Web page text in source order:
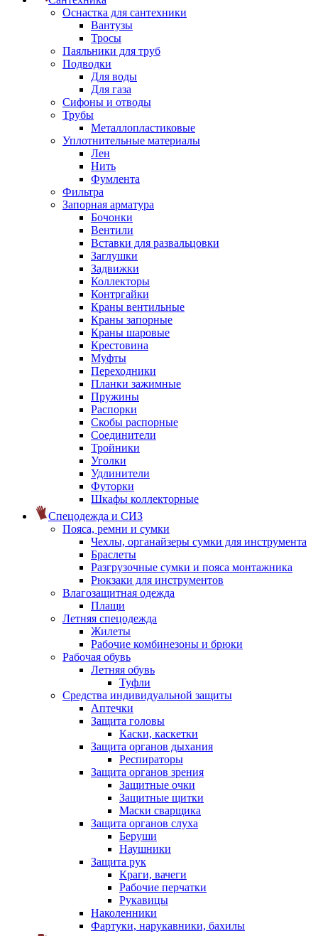
Оснастка для сантехники
Вантузы
Тросы
Паяльники для труб
Подводки
Для воды
Для газа
Сифоны и отводы
Трубы
Металлопластиковые
Уплотнительные материалы
Лен
Нить
Фумлента
Фильтра
Запорная арматура
Бочонки
Вентили
Вставки для развальцовки
Заглушки
Задвижки
Коллекторы
Контргайки
Краны вентильные
Краны запорные
Краны шаровые
Крестовина
Муфты
Переходники
Планки зажимные
Пружины
Распорки
Скобы распорные
Соединители
Тройники
Уголки
Удлинители
Футорки
Шкафы коллекторные
Спецодежда и СИЗ
Пояса, ремни и сумки
Чехлы, органайзеры сумки для инструмента
Браслеты
Разгрузочные сумки и пояса монтажника
Рюкзаки для инструментов
Влагозащитная одежда
Плащи
Летняя спецодежда
Жилеты
Рабочие комбинезоны и брюки
Рабочая обувь
Летняя обувь
Туфли
Средства индивидуальной защиты
Аптечки
Защита головы
Каски, каскетки
Защита органов дыхания
Респираторы
Защита органов зрения
Защитные очки
Защитные щитки
Маски сварщика
Защита органов слуха
Беруши
Наушники
Защита рук
Краги, вачеги
Рабочие перчатки
Рукавицы
Наколенники
Фартуки, нарукавники, бахилы